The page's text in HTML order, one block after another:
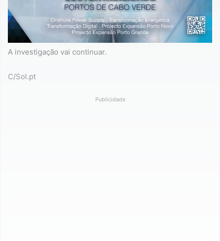
A investigação vai continuar.
C/Sol.pt
Publicidade